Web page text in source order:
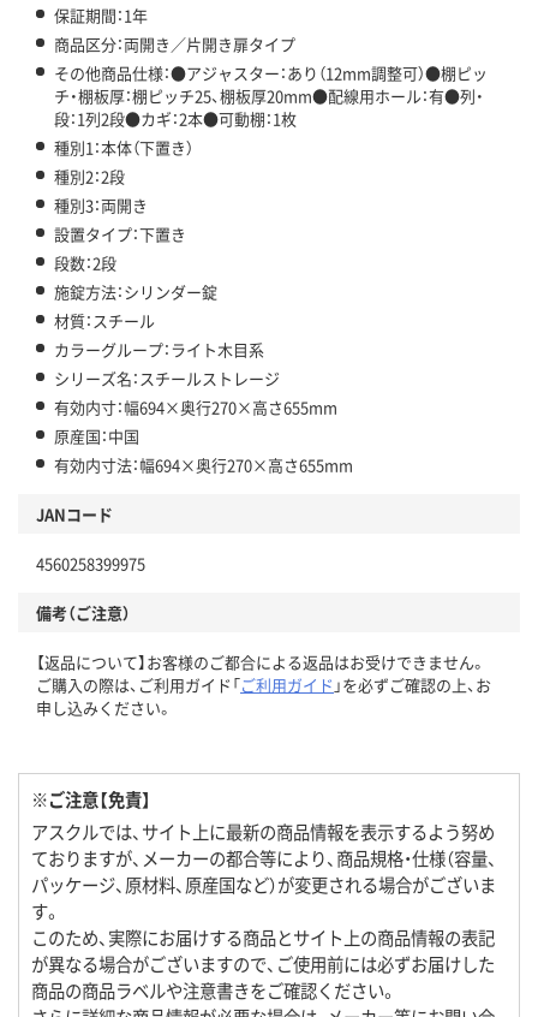
保証期間：1年
商品区分：両開き／片開き扉タイプ
その他商品仕様：●アジャスター：あり（12mm調整可）●棚ピッ
チ・棚板厚：棚ピッチ25、棚板厚20mm●配線用ホール：有●列・
段：1列2段●カギ：2本●可動棚：1枚
種別1：本体（下置き）
種別2：2段
種別3：両開き
設置タイプ：下置き
段数：2段
施錠方法：シリンダー錠
材質：スチール
カラーグループ：ライト木目系
シリーズ名：スチールストレージ
有効内寸：幅694×奥行270×高さ655mm
原産国：中国
有効内寸法：幅694×奥行270×高さ655mm
JANコード
4560258399975
備考（ご注意）
【返品について】お客様のご都合による返品はお受けできません。
ご購入の際は、ご利用ガイド「ご利用ガイド 」を必ずご確認の上、お
申し込みください。
※ご注意【免責】
アスクルでは、サイト上に最新の商品情報を表示するよう努め
ておりますが、メーカーの都合等により、商品規格・仕様（容量、
パッケージ、原材料、原産国など）が変更される場合がございま
す。
このため、実際にお届けする商品とサイト上の商品情報の表記
が異なる場合がございますので、ご使用前には必ずお届けした
商品の商品ラベルや注意書きをご確認ください。